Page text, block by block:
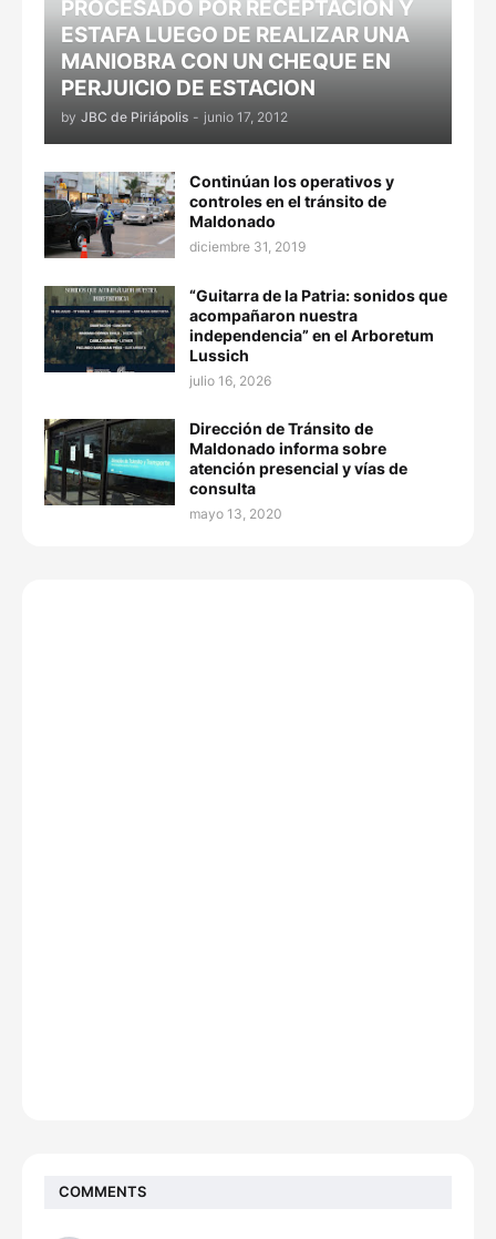
PROCESADO POR RECEPTACION Y
ESTAFA LUEGO DE REALIZAR UNA
MANIOBRA CON UN CHEQUE EN
PERJUICIO DE ESTACION
by JBC de Piriápolis - junio 17, 2012
Continúan los operativos y
controles en el tránsito de
Maldonado
diciembre 31, 2019
“Guitarra de la Patria: sonidos que
acompañaron nuestra
independencia” en el Arboretum
Lussich
julio 16, 2026
Dirección de Tránsito de
Maldonado informa sobre
atención presencial y vías de
consulta
mayo 13, 2020
COMMENTS